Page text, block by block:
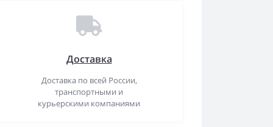
Доставка
Доставка по всей России,
транспортными и
курьерскими компаниями